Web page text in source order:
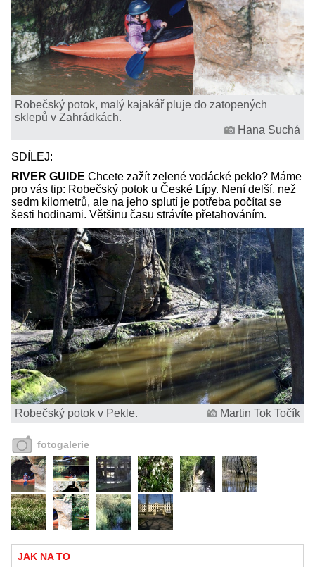
Robečský potok, malý kajakář pluje do zatopených
sklepů v Zahrádkách.
Hana Suchá
SDÍLEJ:
RIVER GUIDE Chcete zažít zelené vodácké peklo? Máme
pro vás tip: Robečský potok u České Lípy. Není delší, než
sedm kilometrů, ale na jeho splutí je potřeba počítat se
šesti hodinami. Většinu času strávíte přetahováním.
Robečský potok v Pekle. Martin Tok Točík
fotogalerie
JAK NA TO